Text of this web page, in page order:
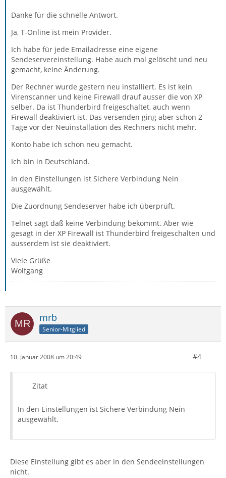
Danke für die schnelle Antwort.
Ja, T-Online ist mein Provider.
Ich habe für jede Emailadresse eine eigene
Sendeservereinstellung. Habe auch mal gelöscht und neu
gemacht, keine Änderung.
Der Rechner wurde gestern neu installiert. Es ist kein
Virenscanner und keine Firewall drauf ausser die von XP
selber. Da ist Thunderbird freigeschaltet, auch wenn
Firewall deaktiviert ist. Das versenden ging aber schon 2
Tage vor der Neuinstallation des Rechners nicht mehr.
Konto habe ich schon neu gemacht.
Ich bin in Deutschland.
In den Einstellungen ist Sichere Verbindung Nein
ausgewählt.
Die Zuordnung Sendeserver habe ich überprüft.
Telnet sagt daß keine Verbindung bekommt. Aber wie
gesagt in der XP Firewall ist Thunderbird freigeschalten und
ausserdem ist sie deaktiviert.
Viele Grüße
Wolfgang
mrb
Senior-Mitglied
10. Januar 2008 um 20:49 #4
Zitat
In den Einstellungen ist Sichere Verbindung Nein
ausgewählt.
Diese Einstellung gibt es aber in den Sendeeinstellungen
nicht.